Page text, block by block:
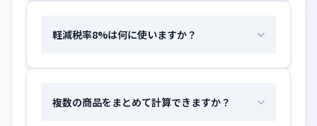
軽減税率8%は何に使いますか？
複数の商品をまとめて計算できますか？